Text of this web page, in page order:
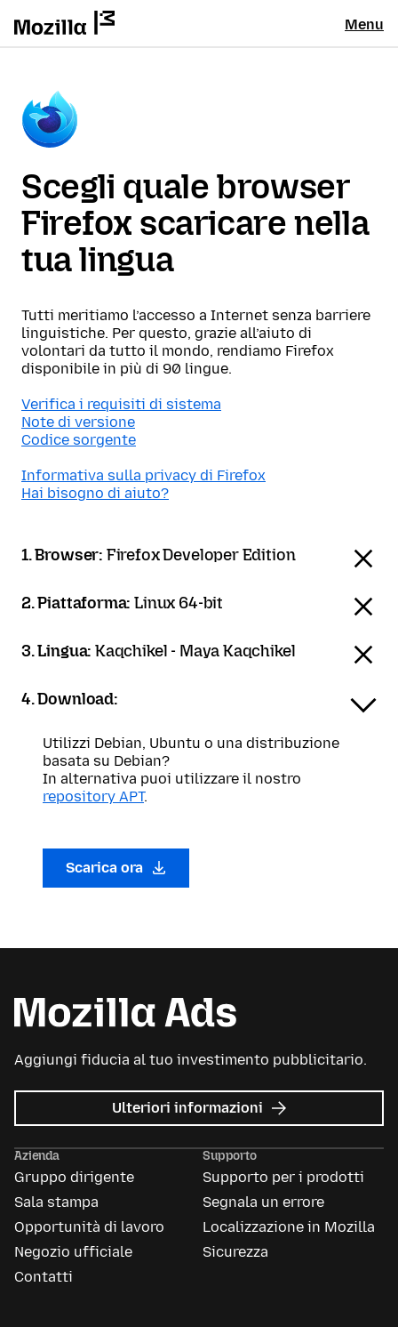
Menu
Scegli quale browser
Firefox scaricare nella
tua lingua
Tutti meritiamo l’accesso a Internet senza barriere
linguistiche. Per questo, grazie all’aiuto di
volontari da tutto il mondo, rendiamo Firefox
disponibile in più di 90 lingue.
Verifica i requisiti di sistema
Note di versione
Codice sorgente
Informativa sulla privacy di Firefox
Hai bisogno di aiuto?
1. Browser: Firefox Developer Edition
2. Piattaforma:Linux 64-bit
3. Lingua:Kaqchikel - Maya Kaqchikel
4. Download:
Utilizzi Debian, Ubuntu o una distribuzione
basata su Debian?
In alternativa puoi utilizzare il nostro
repository APT.
Scarica ora
Aggiungi fiducia al tuo investimento pubblicitario.
Ulteriori informazioni su
Mozilla
Azienda
Gruppo dirigente
Sala stampa
Opportunità di lavoro
Negozio ufficiale
Contatti
Supporto
Supporto per i prodotti
Segnala un errore
Localizzazione in Mozilla
Sicurezza